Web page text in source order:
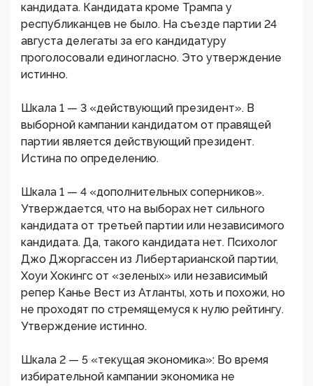
кандидата. Кандидата кроме Трампа у
республиканцев не было. На съезде партии 24
августа делегаты за его кандидатуру
проголосовали единогласно. Это утверждение
истинно.
Шкала 1 — 3 «действующий президент». В
выборной кампании кандидатом от правящей
партии является действующий президент.
Истина по определению.
Шкала 1 — 4 «дополнительных соперников».
Утверждается, что на выборах нет сильного
кандидата от третьей партии или независимого
кандидата. Да, такого кандидата нет. Психолог
Джо Джоргассен из Либертарианской партии,
Хоуи Хокингс от «зеленых» или независимый
репер Канье Вест из Атланты, хоть и похожи, но
не проходят по стремящемуся к нулю рейтингу.
Утверждение истинно.
Шкала 2 — 5 «текущая экономика»: Во время
избирательной кампании экономика не